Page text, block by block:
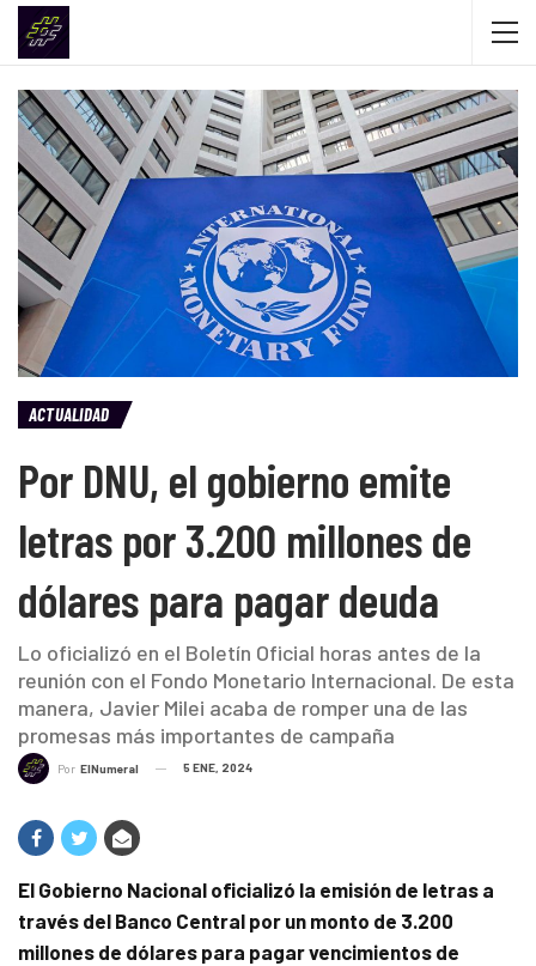
ACTUALIDAD
Por DNU, el gobierno emite
letras por 3.200 millones de
dólares para pagar deuda
Lo oficializó en el Boletín Oficial horas antes de la
reunión con el Fondo Monetario Internacional. De esta
manera, Javier Milei acaba de romper una de las
promesas más importantes de campaña
Por ElNumeral 5 ENE, 2024
El Gobierno Nacional oficializó la emisión de letras a
través del Banco Central por un monto de 3.200
millones de dólares para pagar vencimientos de